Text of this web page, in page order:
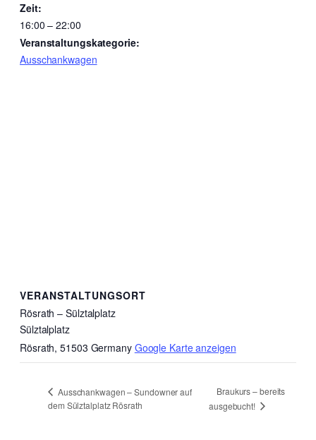
Zeit:
16:00 – 22:00
Veranstaltungskategorie:
Ausschankwagen
VERANSTALTUNGSORT
Rösrath – Sülztalplatz
Sülztalplatz
Rösrath, 51503 Germany Google Karte anzeigen
Ausschankwagen – Sundowner auf
dem Sülztalplatz Rösrath
Braukurs – bereits
ausgebucht!